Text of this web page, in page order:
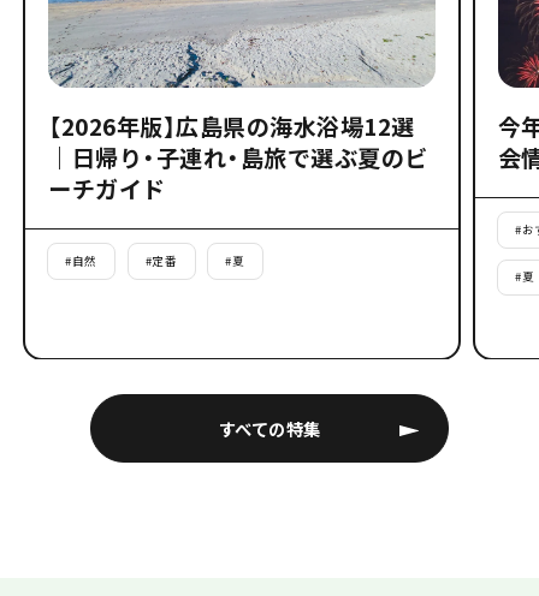
すべての特集
【2026年版】広島県の海水浴場12選
｜日帰り・子連れ・島旅で選ぶ夏のビ
ーチガイド
#自然 #定番 #夏
今
会
#お
#夏